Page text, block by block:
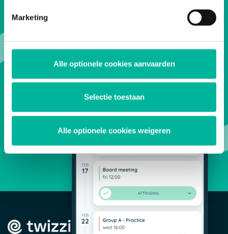
Marketing
Alle optionele cookies aanvaarden
Selectie toestaan
Alle optionele cookies weigeren
Ontdek wat Twizzit te bieden heeft voor
OPLOSSINGEN